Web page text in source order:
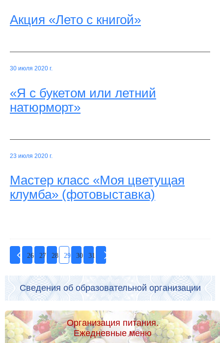
Акция «Лето с книгой»
30 июля 2020 г.
«Я с букетом или летний
натюрморт»
23 июля 2020 г.
Мастер класс «Моя цветущая
клумба» (фотовыставка)
26 27 28 29 30 31
Сведения об образовательной организации
Организация питания.
Ежедневные меню